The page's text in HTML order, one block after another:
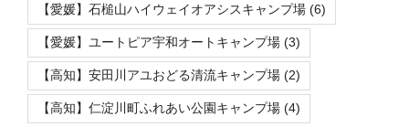
【愛媛】石槌山ハイウェイオアシスキャンプ場 (6)
【愛媛】ユートピア宇和オートキャンプ場 (3)
【高知】安田川アユおどる清流キャンプ場 (2)
【高知】仁淀川町ふれあい公園キャンプ場 (4)